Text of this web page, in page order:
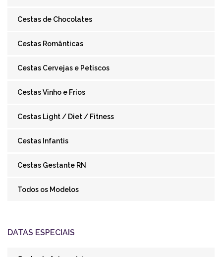
Cestas de Chocolates
Cestas Românticas
Cestas Cervejas e Petiscos
Cestas Vinho e Frios
Cestas Light / Diet / Fitness
Cestas Infantis
Cestas Gestante RN
Todos os Modelos
DATAS ESPECIAIS